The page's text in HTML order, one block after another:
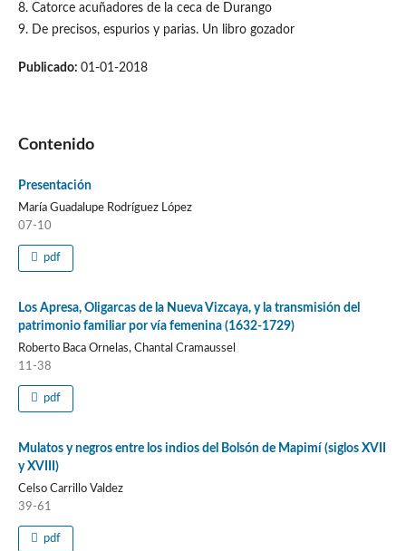
8. Catorce acuñadores de la ceca de Durango
9. De precisos, espurios y parias. Un libro gozador
Publicado: 01-01-2018
Contenido
Presentación
María Guadalupe Rodríguez López
07-10
pdf
Los Apresa, Oligarcas de la Nueva Vizcaya, y la transmisión del
patrimonio familiar por vía femenina (1632-1729)
Roberto Baca Ornelas, Chantal Cramaussel
11-38
pdf
Mulatos y negros entre los indios del Bolsón de Mapimí (siglos XVII
y XVIII)
Celso Carrillo Valdez
39-61
pdf